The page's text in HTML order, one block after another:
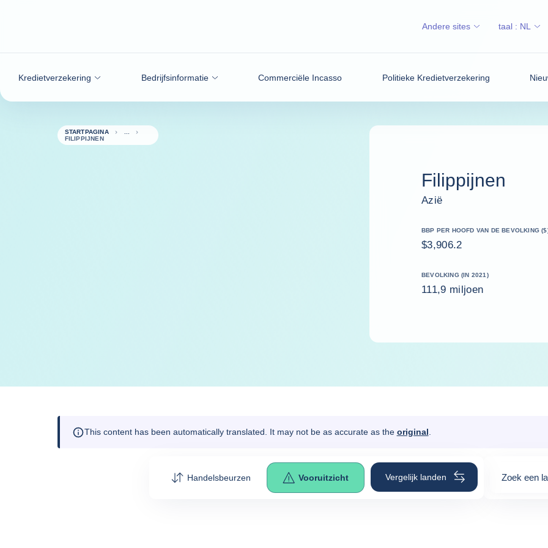
Kredietverzekering Bedrijfsinformatie Commerciële Incasso Politieke Kredietverzekering
Andere sites taal : NL
STARTPAGINA
FILIPPIJNEN
Filippijnen
Azië
BBP PER HOOFD VAN DE BEVOLKING
$3,906.2
BEVOLKING (IN 2021)
111,9 miljoen
This content has been automatically translated. It may not be as accurate as the original
Handelsbeurzen Vooruitzicht Vergelijk landen Zoek een